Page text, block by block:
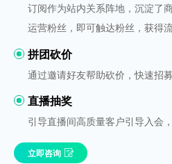
订阅作为站内关系阵地，沉淀了
运营粉丝，即可触达粉丝，获得
拼团砍价
通过邀请好友帮助砍价，快速招
直播抽奖
引导直播间高质量客户引导入会
立即咨询